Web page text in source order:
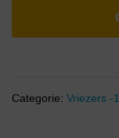
Categorie: Vriezers -